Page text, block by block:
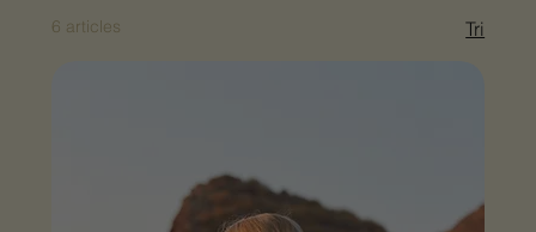
6 articles Tri